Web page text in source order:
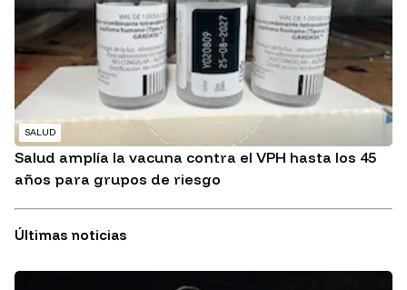
SALUD
Salud amplía la vacuna contra el VPH hasta los 45
años para grupos de riesgo
Últimas noticias